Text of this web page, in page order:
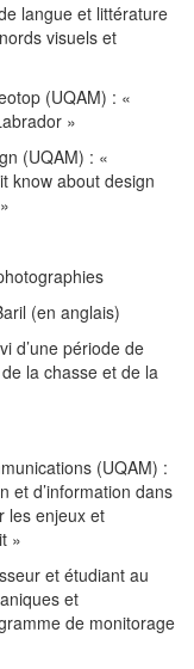
langue et littérature
visuels et
(UQAM) : «
»
(UQAM) : «
know about design
(en anglais)
d’une période de
la chasse et de la
(UQAM) :
et d’information dans
les enjeux et
»
et étudiant au
et
de monitorage